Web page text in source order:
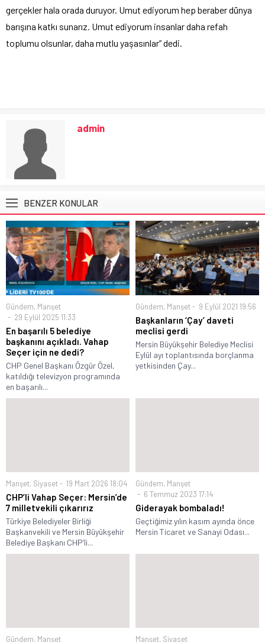
gerçekler hala orada duruyor. Umut ediyorum hep beraber dünya
barışına katkı sunarız. Umut ediyorum insanlar daha refah
toplumu olsunlar, daha mutlu yaşasınlar” dedi.
admin
BENZER KONULAR
Gündem, Manşet
29 Eylül 2025 11:33
En başarılı 5 belediye
başkanını açıkladı. Vahap
Seçer için ne dedi?
CHP Genel Başkanı Özgür Özel,
katıldığı televizyon programında
en başarılı...
Gündem, Manşet 9 Eylül 2021 19:56
Başkanların ‘Çay’ daveti
meclisi gerdi
Mersin Büyükşehir Belediye Meclisi
Eylül ayı toplantısında borçlanma
yetkisinden Çay...
Manşet, Siyaset 19 Mart 2026 18:04
CHP’li Vahap Seçer: Mersin’de
7 milletvekili çıkarırız
Türkiye Belediyeler Birliği
Başkanvekili ve Mersin Büyükşehir
Belediye Başkanı CHP’li...
Gündem, Manşet
6 Temmuz 2023 17:14
Giderayak bombaladı!
Geçtiğimiz yılın kasım ayında önce
Mersin Ticaret ve Sanayi Odası...
Gündem, Manşet
Manşet, Siyaset